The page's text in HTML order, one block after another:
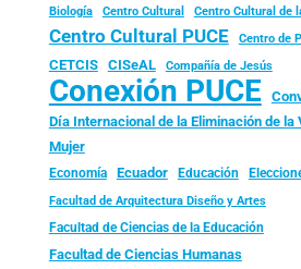
Biología
Centro Cultural Centro Cultural de
Centro Cultural PUCE Centro de
CETCIS CISeAL Compañía de Jesús
Conexión PUCE
Día Internacional de la Eliminación de la
Mujer
Economía Ecuador Educación
Facultad de Arquitectura Diseño y Artes
Facultad de Ciencias de la Educación
Facultad de Ciencias Humanas